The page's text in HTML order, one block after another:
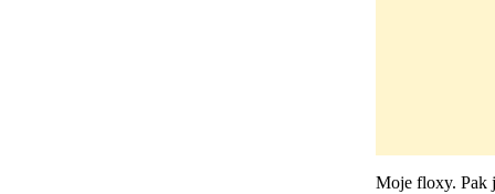
Moje floxy. Pak